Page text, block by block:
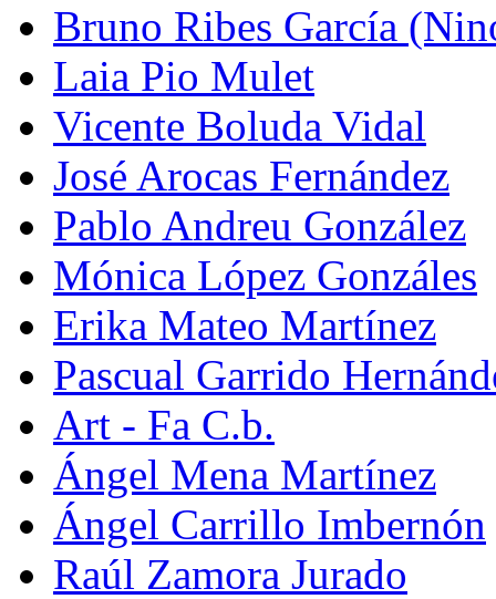
Bruno Ribes García
Laia Pio Mulet
Vicente Boluda Vidal
José Arocas Fernández
Pablo Andreu González
Mónica López Gonzáles
Erika Mateo Martínez
Pascual Garrido
Art - Fa C.b.
Ángel Mena Martínez
Ángel Carrillo Imbernón
Raúl Zamora Jurado